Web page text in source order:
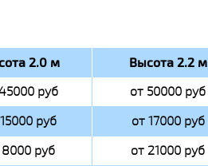
2.0 м Высота 2.2 м
руб
от 50000 руб
руб
от 17000 руб
руб
от 21000 руб